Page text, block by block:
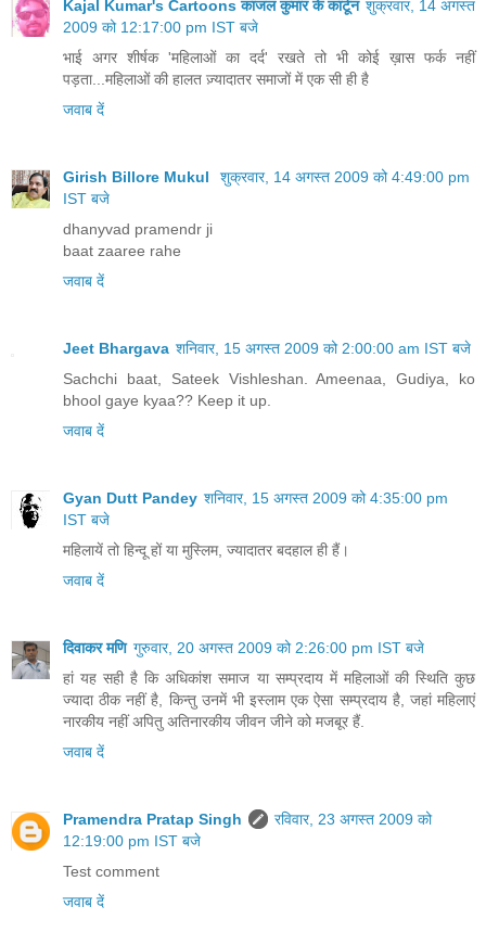
Kajal Kumar's Cartoons काजल कुमार के कार्टून शुक्रवार, 14 अगस्त
2009 को 12:17:00 pm IST बजे
भाई अगर शीर्षक 'महिलाओं का दर्द' रखते तो भी कोई ख़ास फर्क नहीं
पड़ता...महिलाओं की हालत ज़्यादातर समाजों में एक सी ही है
जवाब दें
Girish Billore Mukul
शुक्रवार, 14 अगस्त 2009 को 4:49:00 pm
IST बजे
dhanyvad pramendr ji
baat zaaree rahe
जवाब दें
Jeet Bhargava शनिवार, 15 अगस्त 2009 को 2:00:00 am IST बजे
Sachchi baat, Sateek Vishleshan. Ameenaa, Gudiya, ko
bhool gaye kyaa?? Keep it up.
जवाब दें
Gyan Dutt Pandey शनिवार, 15 अगस्त 2009 को 4:35:00 pm
IST बजे
महिलायें तो हिन्दू हों या मुस्लिम, ज्यादातर बदहाल ही हैं।
जवाब दें
दिवाकर मणि गुरुवार, 20 अगस्त 2009 को 2:26:00 pm IST बजे
हां यह सही है कि अधिकांश समाज या सम्प्रदाय में महिलाओं की स्थिति कुछ
ज्यादा ठीक नहीं है, किन्तु उनमें भी इस्लाम एक ऐसा सम्प्रदाय है, जहां महिलाएं
नारकीय नहीं अपितु अतिनारकीय जीवन जीने को मजबूर हैं.
जवाब दें
Pramendra Pratap Singh
रविवार, 23 अगस्त 2009 को
12:19:00 pm IST बजे
Test comment
जवाब दें